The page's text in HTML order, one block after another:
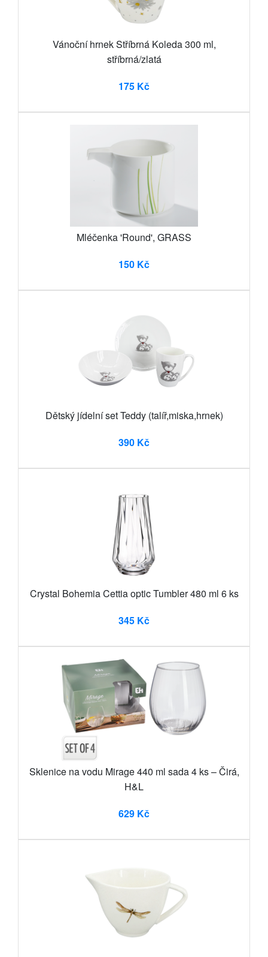
Vánoční hrnek Stříbrná Koleda 300 ml,
stříbrná/zlatá
175 Kč
Mléčenka 'Round', GRASS
150 Kč
Dětský jídelní set Teddy (talíř,miska,hrnek)
390 Kč
Crystal Bohemia Cettia optic Tumbler 480 ml 6 ks
345 Kč
Sklenice na vodu Mirage 440 ml sada 4 ks – Čirá,
H&L
629 Kč